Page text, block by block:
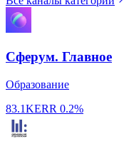
Сферум. Главное
Образование
83.1KERR 0.2%